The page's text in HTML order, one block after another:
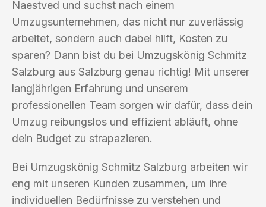
Naestved und suchst nach einem
Umzugsunternehmen, das nicht nur zuverlässig
arbeitet, sondern auch dabei hilft, Kosten zu
sparen? Dann bist du bei Umzugskönig Schmitz
Salzburg aus Salzburg genau richtig! Mit unserer
langjährigen Erfahrung und unserem
professionellen Team sorgen wir dafür, dass dein
Umzug reibungslos und effizient abläuft, ohne
dein Budget zu strapazieren.
Bei Umzugskönig Schmitz Salzburg arbeiten wir
eng mit unseren Kunden zusammen, um ihre
individuellen Bedürfnisse zu verstehen und